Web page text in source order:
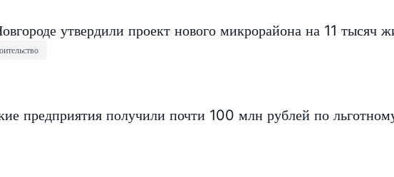
утвердили проект нового микрорайона на 11 тысяч
предприятия получили почти 100 млн рублей по